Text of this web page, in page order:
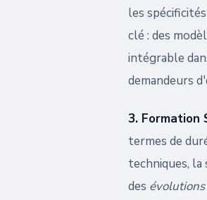
les
clé : des
intégrable
demandeurs
3. Formation
termes de
techniques,
des